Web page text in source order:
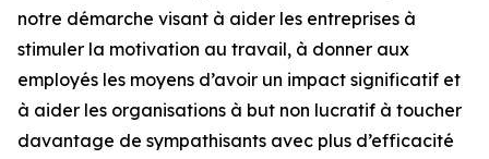
notre démarche visant à aider les entreprises à
stimuler la motivation au travail, à donner aux
employés les moyens d’avoir un impact significatif et
à aider les organisations à but non lucratif à toucher
davantage de sympathisants avec plus d’efficacité